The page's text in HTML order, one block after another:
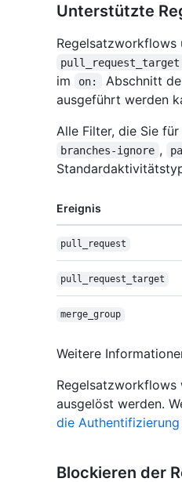
Unterstützte
Regelsatzworkflows
pull_request_target
im
on:
Abschnitt
ausgeführt werden
Alle Filter, die Sie
branches-ignore ,
Ereignis
pull_request
pull_request_ target
merge_group
Weitere
Regelsatzworkflows
ausgelöst werden.
die
Blockieren der